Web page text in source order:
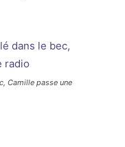
Camille passe une